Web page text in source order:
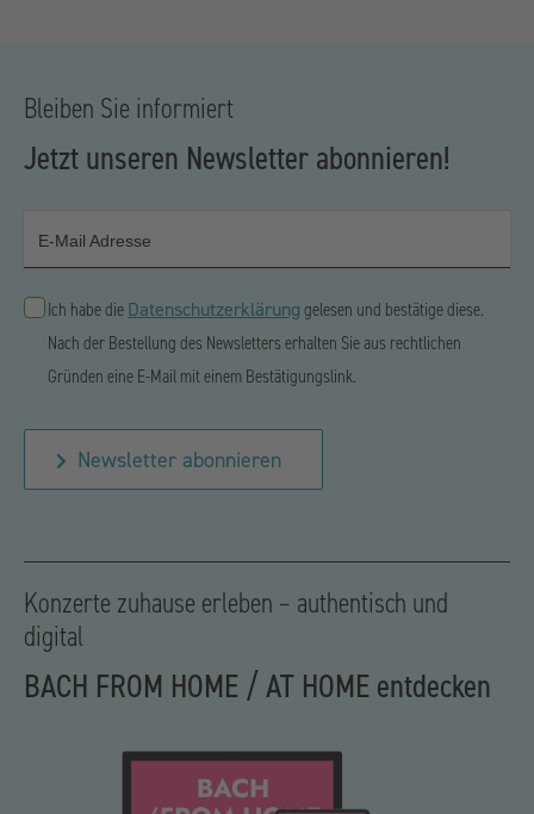
Bleiben Sie informiert
Jetzt unseren Newsletter abonnieren!
E-Mail Adresse
Ich habe die Datenschutzerklärung gelesen und bestätige diese.
Nach der Bestellung des Newsletters erhalten Sie aus rechtlichen
Gründen eine E-Mail mit einem Bestätigungslink.
Newsletter abonnieren
Konzerte zuhause erleben – authentisch und
digital
BACH FROM HOME / AT HOME entdecken